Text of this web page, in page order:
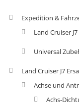
Expedition &
Land Cruiser
Universal
Land Cruiser J7
Achse und
Achs-